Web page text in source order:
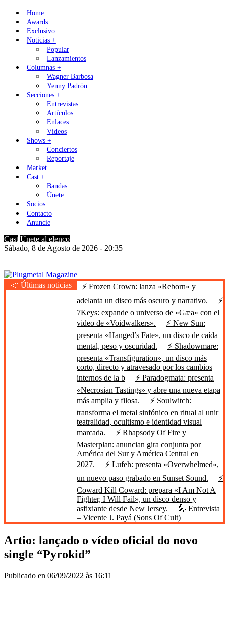
Skip
content
Home
Awards
Exclusivo
Noticias +
Popular
Lanzamientos
Columnas +
Wagner Barbosa
Yenny Padrón
Secciones +
Entrevistas
Artículos
Enlaces
Vídeos
Shows +
Conciertos
Reportaje
Market
Cast +
Bandas
Únete
Socios
Contacto
Anuncie
Cast Únete al elenco
Sábado, 8 de Agosto de 2026 - 20:35
Plugmetal Magazine
Heavy Metal is Life
📣 Últimas noticias
⚡ Frozen Crown: lanza «Reborn» y
adelanta un disco más oscuro y narrativo.
⚡
7Keys: expande o universo de «Gæa» con el
video de «Voidwalkers».
⚡ New Sun:
presenta «Hanged’s Fate», un disco de caída
mental, peso y oscuridad.
⚡ Shadowmare:
presenta «Transfiguration», un disco más
corto, directo y atravesado por los cambios
internos de la b
⚡ Paradogmata: presenta
«Necrosian Tastings» y abre una nueva etapa
más amplia y filosa.
⚡ Soulwitch:
transforma el metal sinfónico en ritual al unir
teatralidad, ocultismo e identidad visual
marcada.
⚡ Rhapsody Of Fire y
Masterplan: anuncian gira conjunta por
América del Sur y América Central en
2027.
⚡ Lufeh: presenta «Overwhelmed»,
un nuevo paso grabado en Sunset Sound.
⚡
Coward Kill Coward: prepara «I Am Not A
Fighter, I Will Fail», un disco denso y
asfixiante desde New Jersey.
🎤 Entrevista
– Vicente J. Payá (Sons Of Cult)
Artio: lançado o vídeo oficial do novo
single “Pyrokid”
Publicado en 06/09/2022 às 16:11